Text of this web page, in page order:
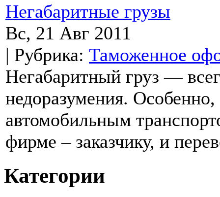
Негабаритные грузы
Вс, 21 Авг 2011
| Рубрика: Таможенное
Негабаритный груз —
недоразумения. Особенно,
автомобильным
фирме – заказчику, и
Категории